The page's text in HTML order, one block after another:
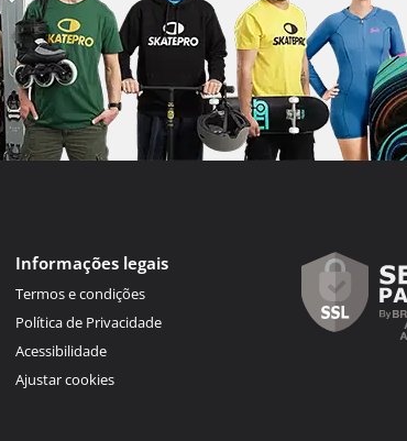
Informações legais
Termos e condições
Política de Privacidade
Acessibilidade
Ajustar cookies